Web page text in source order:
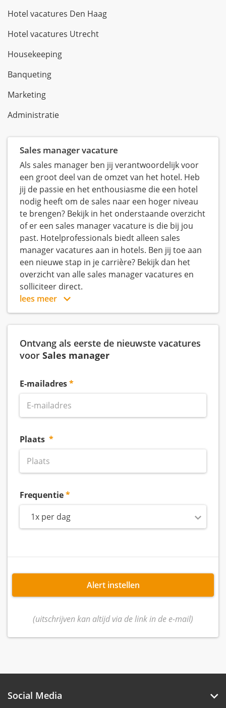
Hotel vacatures Den Haag
Hotel vacatures Utrecht
Housekeeping
Banqueting
Marketing
Administratie
Sales manager vacature
Als sales manager ben jij verantwoordelijk voor
een groot deel van de omzet van het hotel. Heb
jij de passie en het enthousiasme die een hotel
nodig heeft om de sales naar een hoger niveau
te brengen? Bekijk in het onderstaande overzicht
of er een sales manager vacature is die bij jou
past. Hotelprofessionals biedt alleen sales
manager vacatures aan in hotels. Ben jij toe aan
een nieuwe stap in je carrière? Bekijk dan het
overzicht van alle sales manager vacatures en
solliciteer direct.
lees meer
Ontvang als eerste de nieuwste vacatures
voor Sales manager
E-mailadres
Plaats
Frequentie
1x per dag
Alert instellen
(uitschrijven kan altijd via de link in de e-mail)
Social Media